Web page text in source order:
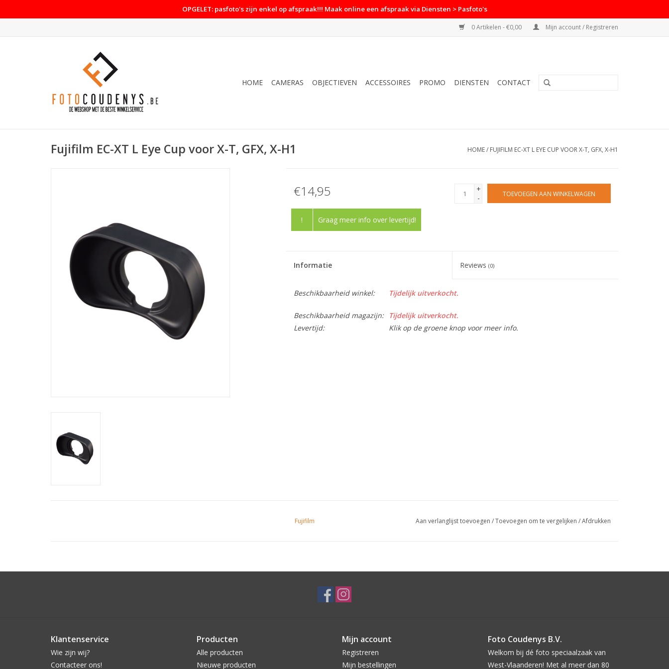
OPGELET: pasfoto's zijn enkel op afspraak!!! Maak online een afspraak via Diensten > Pasfoto's
0 Artikelen - €0,00 Mijn account / Registreren
HOME CAMERAS OBJECTIEVEN ACCESSOIRES PROMO DIENSTEN CONTACT
Fujifilm EC-XT L Eye Cup voor X-T, GFX, X-H1 HOME/ FUJIFILM EC-XT L EYE CUP VOOR X-T, GFX, X-H1
€14,95
+
-
TOEVOEGEN AAN WINKELWAGEN
! Graag meer info over levertijd!
Informatie Reviews(0)
Beschikbaarheid winkel: Tijdelijk uitverkocht.
Beschikbaarheid magazijn:
Tijdelijk uitverkocht.
Levertijd:
Klik op de groene knop voor meer info.
Fujifilm Aan verlanglijst toevoegen /Toevoegen om te vergelijken /Afdrukken
Klantenservice
Wie zijn wij?
Contacteer ons!
Producten
Alle producten
Nieuwe producten
Mijn account
Registreren
Mijn bestellingen
Foto Coudenys B.V.
Welkom bij dé foto speciaalzaak van
West-Vlaanderen! Met al meer dan 80